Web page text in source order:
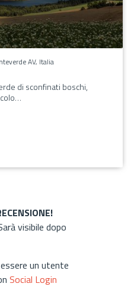
AV, Italia
di sconfinati boschi,
visibile dopo
un utente
Social Login